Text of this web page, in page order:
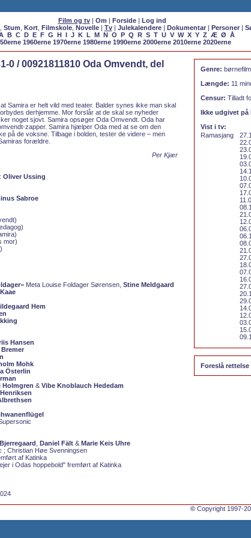
Film og tv| Om | Forside| Log ind
Stum Kort, Filmskole, Novelle| Tv| Julekalendere| Dokumentar| Personer|
B C D E F G H I J K L M N O P Q R S T U V W X Y Z Æ Ø Å
1960erne 1970erne 1980erne 1990erne 2000erne 2010erne 2020erne
0 / 00921811810 Oda Omvendt, del
Samira er helt vild med teater. Balder synes ikke man skal
derhjemme. Mor forslår at de skal se nyheder
noget sjovt. Samira opsøger Oda Omvendt. Oda har
zapper. Samira hjælper Oda med at se om den
på de voksne. Tilbage i bolden, tester de videre – men
forældre.
Per Kjær
Oliver Ussing
Sabroe
mor)
= Meta Louise Foldager Sørensen, Stine Meldgaard
Hem
Hansen
Mohk
Österlin
Holmgren & Vibe Knoblauch Hededam
Daniel Fält & Marie Keis Uhre
; Christian Høe Svenningsen
af Katinka
i Odas hoppebold" fremført af Katinka
Genre: børnefilm
Længde: 11
Censur: Tilladt
Ikke udgivet på
Vist i tv:
Ramasjang
Foreslå
© Copyright 1997-